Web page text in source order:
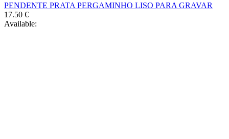
PENDENTE PRATA PERGAMINHO LISO PARA GRAVAR
17.50 €
Available: